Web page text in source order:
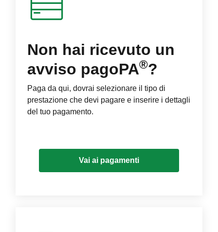
Non hai ricevuto un
avviso pagoPA®?
Paga da qui, dovrai selezionare il tipo di
prestazione che devi pagare e inserire i dettagli
del tuo pagamento.
Vai ai pagamenti